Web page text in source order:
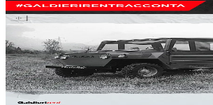
633
Generale
Scoiattolo Perini, fuoristrada
25 lug 2min
828